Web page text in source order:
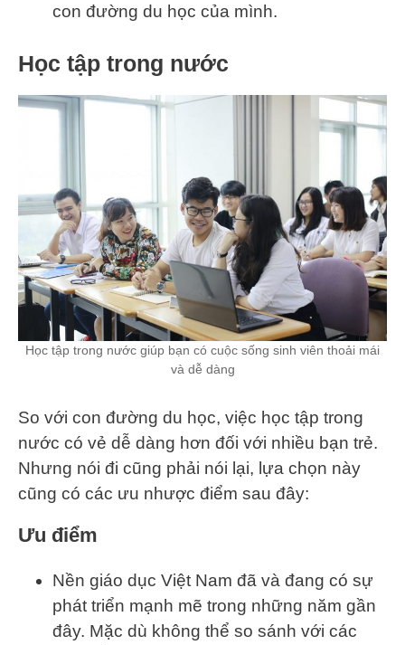
con đường du học của mình.
Học tập trong nước
Học tập trong nước giúp bạn có cuộc sống sinh viên thoải mái
và dễ dàng
So với con đường du học, việc học tập trong
nước có vẻ dễ dàng hơn đối với nhiều bạn trẻ.
Nhưng nói đi cũng phải nói lại, lựa chọn này
cũng có các ưu nhược điểm sau đây:
Ưu điểm
Nền giáo dục Việt Nam đã và đang có sự
phát triển mạnh mẽ trong những năm gần
đây. Mặc dù không thể so sánh với các